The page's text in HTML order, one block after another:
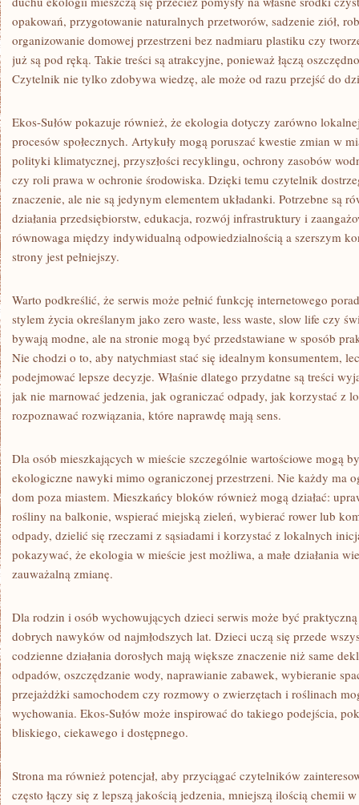
opakowań, przygotowanie naturalnych przetworów, sadzenie ziół,
organizowanie domowej przestrzeni bez nadmiaru plastiku czy
już są pod ręką. Takie treści są atrakcyjne, ponieważ łączą
Czytelnik nie tylko zdobywa wiedzę, ale może od razu przejść do
Ekos-Sułów pokazuje również, że ekologia dotyczy zarówno
procesów społecznych. Artykuły mogą poruszać kwestie zmian w
polityki klimatycznej, przyszłości recyklingu, ochrony zasobów
czy roli prawa w ochronie środowiska. Dzięki temu czytelnik
znaczenie, ale nie są jedynym elementem układanki. Potrzebne są
działania przedsiębiorstw, edukacja, rozwój infrastruktury i
równowaga między indywidualną odpowiedzialnością a szerszym
strony jest pełniejszy.
Warto podkreślić, że serwis może pełnić funkcję internetowego
stylem życia określanym jako zero waste, less waste, slow life czy
bywają modne, ale na stronie mogą być przedstawiane w sposób
Nie chodzi o to, aby natychmiast stać się idealnym konsumentem,
podejmować lepsze decyzje. Właśnie dlatego przydatne są treści
jak nie marnować jedzenia, jak ograniczać odpady, jak korzystać z
rozpoznawać rozwiązania, które naprawdę mają sens.
Dla osób mieszkających w mieście szczególnie wartościowe mogą
ekologiczne nawyki mimo ograniczonej przestrzeni. Nie każdy ma
dom poza miastem. Mieszkańcy bloków również mogą działać:
rośliny na balkonie, wspierać miejską zieleń, wybierać rower lub
odpady, dzielić się rzeczami z sąsiadami i korzystać z lokalnych
pokazywać, że ekologia w mieście jest możliwa, a małe działania
zauważalną zmianę.
Dla rodzin i osób wychowujących dzieci serwis może być
dobrych nawyków od najmłodszych lat. Dzieci uczą się przede
codzienne działania dorosłych mają większe znaczenie niż same
odpadów, oszczędzanie wody, naprawianie zabawek, wybieranie
przejażdżki samochodem czy rozmowy o zwierzętach i roślinach
wychowania. Ekos-Sułów może inspirować do takiego podejścia,
bliskiego, ciekawego i dostępnego.
Strona ma również potencjał, aby przyciągać czytelników
często łączy się z lepszą jakością jedzenia, mniejszą ilością chemii